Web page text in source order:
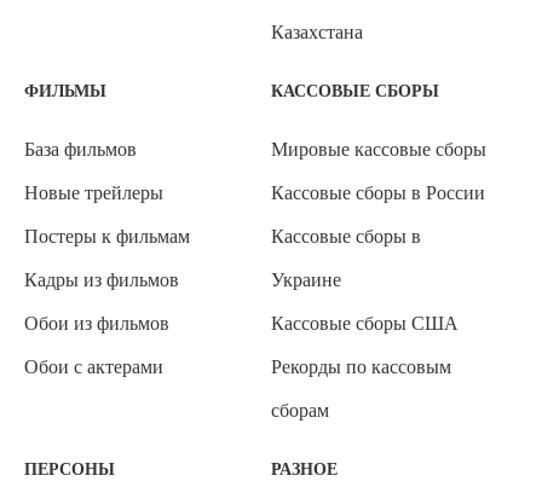
Казахстана
ФИЛЬМЫ
База фильмов
Новые трейлеры
Постеры к фильмам
Кадры из фильмов
Обои из фильмов
Обои с актерами
КАССОВЫЕ СБОРЫ
Мировые кассовые сборы
Кассовые сборы в России
Кассовые сборы в
Украине
Кассовые сборы США
Рекорды по кассовым
сборам
ПЕРСОНЫ РАЗНОЕ